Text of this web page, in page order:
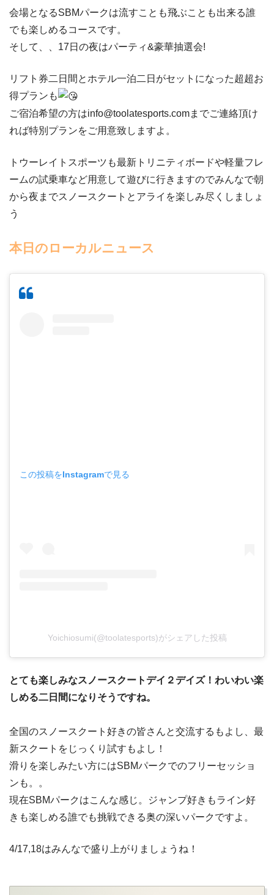
会場となるSBMパークは流すことも飛ぶことも出来る誰
でも楽しめるコースです。
そして、、17日の夜はパーティ&豪華抽選会!
リフト券二日間とホテル一泊二日がセットになった超超お
得プランも
ご宿泊希望の方はinfo@toolatesports.comまでご連絡頂け
れば特別プランをご用意致しますよ。
トウーレイトスポーツも最新トリニティボードや軽量フレ
ームの試乗車など用意して遊びに行きますのでみんなで朝
から夜までスノースクートとアライを楽しみ尽くしましょ
う
本日のローカルニュース
この投稿をInstagramで見る
Yoichiosumi(@toolatesports)がシェアした投稿
とても楽しみなスノースクートデイ２デイズ！わいわい楽
しめる二日間になりそうですね。
全国のスノースクート好きの皆さんと交流するもよし、最
新スクートをじっくり試すもよし！
滑りを楽しみたい方にはSBMパークでのフリーセッショ
ンも。。
現在SBMパークはこんな感じ。ジャンプ好きもライン好
きも楽しめる誰でも挑戦できる奥の深いパークですよ。
4/17,18はみんなで盛り上がりましょうね！